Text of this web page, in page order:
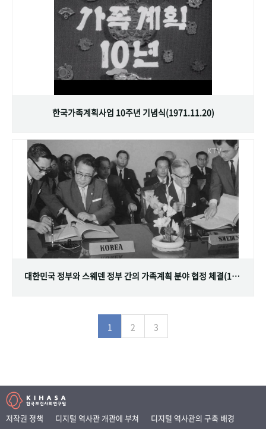
한국가족계획사업 10주년 기념식(1971.11.20)
대한민국 정부와 스웨덴 정부 간의 가족계획 분야 협정 체결(1968.07.12)
1 2 3
저작권 정책 디지털 역사관 개관에 부쳐
디지털 역사관의 구축 배경